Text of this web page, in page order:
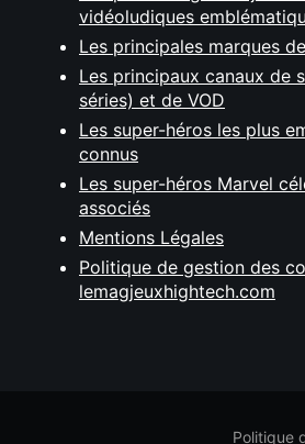
vidéoludiques
Les principales marques
Les principaux canaux de
séries) et de VOD
Les super-héros les plus
connus
Les super-héros Marvel
associés
Mentions Légales
Politique de gestion des
lemagjeuxhightech.com
Politique